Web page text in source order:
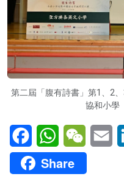
第二屆「腹有詩書」第1、2
協和小學
FacebookWhatsAppWeChat
Share